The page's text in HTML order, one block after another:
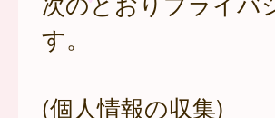
す。
(個人情報の収集)